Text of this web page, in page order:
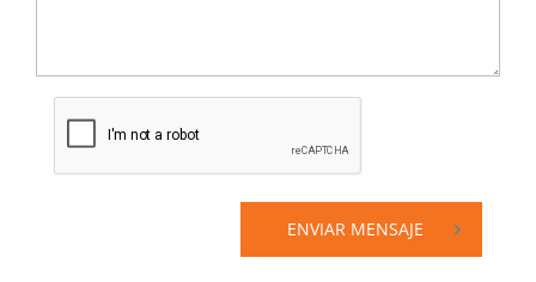
ENVIAR MENSAJE